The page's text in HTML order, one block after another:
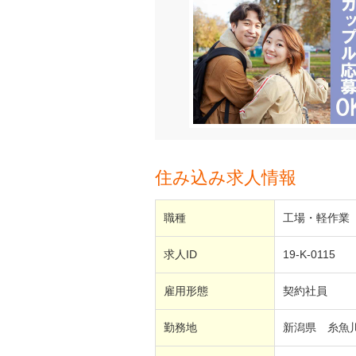
住み込み求人情報
職種 工場・軽作業
求人ID 19-K-0115
雇用形態 契約社員
勤務地 新潟県 糸